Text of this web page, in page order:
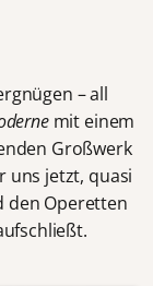
– all
mit einem
Großwerk
uns jetzt, quasi
den Operetten